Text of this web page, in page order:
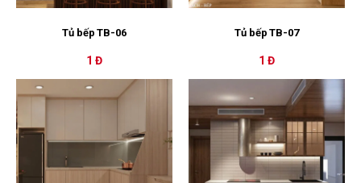
Tủ bếp TB-06
1 Đ
Tủ bếp TB-07
1 Đ